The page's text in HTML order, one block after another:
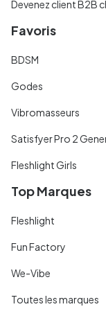
Devenez client B2B
Favoris
BDSM
Godes
Vibromasseurs
Satisfyer Pro 2
Fleshlight Girls
Top Marques
Fleshlight
Fun Factory
We-Vibe
Toutes les marques